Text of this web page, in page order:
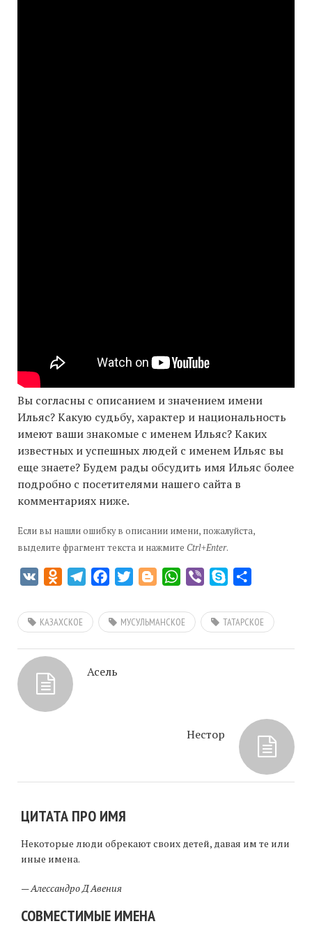
Вы согласны с описанием и значением имени
Ильяс? Какую судьбу, характер и национальность
имеют ваши знакомые с именем Ильяс? Каких
известных и успешных людей с именем Ильяс вы
еще знаете? Будем рады обсудить имя Ильяс более
подробно с посетителями нашего сайта в
комментариях ниже.
Если вы нашли ошибку в описании имени, пожалуйста,
выделите фрагмент текста и нажмите Ctrl+Enter.
VK Odnoklassniki
TelegramFacebookTwitterBloggerWhatsApp
Viber Skype
КАЗАХСКОЕ МУСУЛЬМАНСКОЕ ТАТАРСКОЕ
Асель
Нестор
ЦИТАТА ПРО ИМЯ
Некоторые люди обрекают своих детей, давая им те или
иные имена.
—Алессандро Д Авения
СОВМЕСТИМЫЕ ИМЕНА